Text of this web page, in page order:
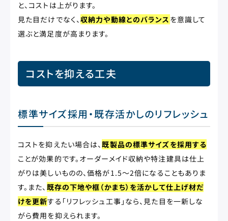
と、コストは上がります。
見た目だけでなく、収納力や動線とのバランス を意識して
選ぶと満足度が高まります。
コストを抑える工夫
標準サイズ採用・既存活かしのリフレッシュ
コストを抑えたい場合は、既製品の標準サイズを採用する
ことが効果的です。オーダーメイド収納や特注建具は仕上
がりは美しいものの、価格が1.5〜2倍になることもありま
す。また、 既存の下地や框（かまち）を活かして仕上げ材だ
けを更新する「リフレッシュ工事」なら、見た目を一新しな
がら費用を抑えられます。